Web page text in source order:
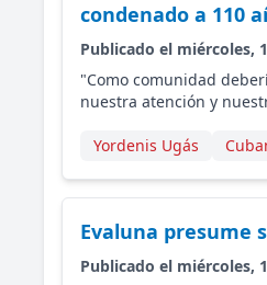
condenado a 110
Publicado el miércoles,
"Como comunidad
nuestra atención y
Yordenis Ugás
Evaluna presume
Publicado el miércoles,